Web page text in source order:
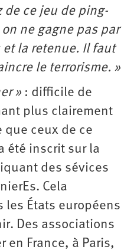
de ce jeu de ping-
ne gagne pas par
la retenue. Il faut
le terrorisme. »
» : difficile de
plus clairement
que ceux de ce
été inscrit sur la
des sévices
Cela
les États européens
Des associations
en France, à Paris,